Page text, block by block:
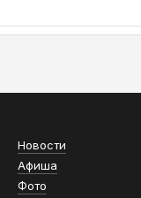
Новости
Афиша
Фото